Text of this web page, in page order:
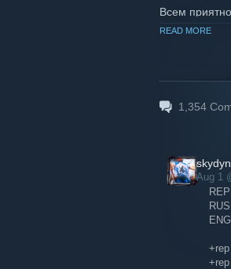
Всем
READ MORE
1,354
skydyn
Aug 1
+rep